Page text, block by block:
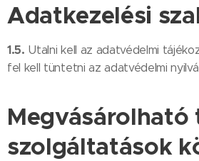
Adatkezelési
1.5. Utalni kell az adatvédelmi
fel kell tüntetni az adatvédelmi
Megvásárolható
szolgáltatások